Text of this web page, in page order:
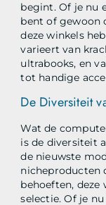
begint. Of je nu
bent of gewoon
deze winkels
varieert van
ultrabooks, en
tot handige
De Diversiteit
Wat de
is de diversiteit
de nieuwste
nicheproducten
behoeften, deze
selectie. Of je